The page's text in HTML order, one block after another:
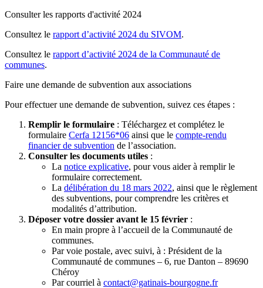
Consulter les rapports d'activité 2024
Consultez le rapport d’activité 2024 du SIVOM.
Consultez le rapport d’activité 2024 de la Communauté de
communes.
Faire une demande de subvention aux associations
Pour effectuer une demande de subvention, suivez ces étapes :
Remplir le formulaire : Téléchargez et complétez le
formulaire Cerfa 12156*06 ainsi que le compte-rendu
financier de subvention de l’association.
Consulter les documents utiles :
La notice explicative, pour vous aider à remplir le
formulaire correctement.
La délibération du 18 mars 2022, ainsi que le règlement
des subventions, pour comprendre les critères et
modalités d’attribution.
Déposer votre dossier avant le 15 février :
En main propre à l’accueil de la Communauté de
communes.
Par voie postale, avec suivi, à : Président de la
Communauté de communes – 6, rue Danton – 89690
Chéroy
Par courriel à contact@gatinais-bourgogne.fr